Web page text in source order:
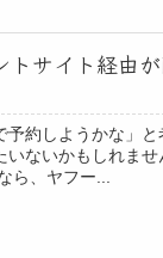
トサイト経由
予約しようかな」
いないかもしれま
ら、ヤフー...